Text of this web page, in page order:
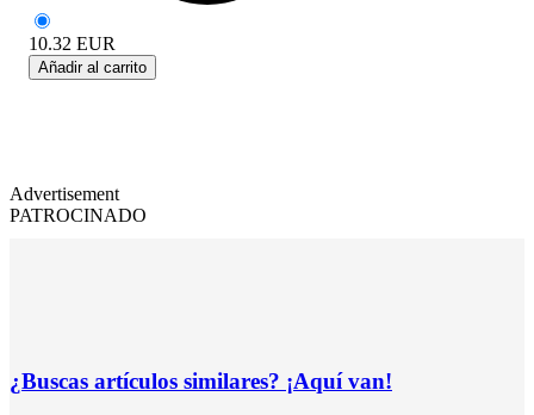
10.32 EUR
Añadir al carrito
Advertisement
PATROCINADO
¿Buscas artículos similares? ¡Aquí van!